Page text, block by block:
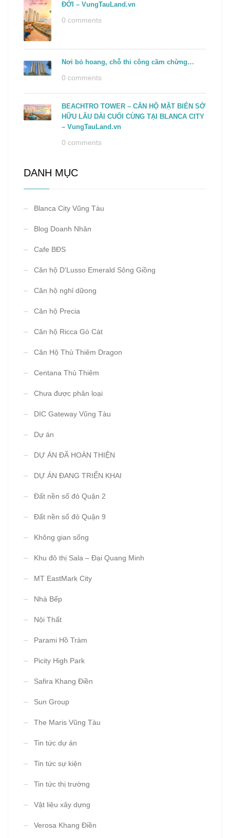
ĐỚI – VungTauLand.vn
0 comments
Nơi bỏ hoang, chỗ thi công cầm chừng…
0 comments
BEACHTRO TOWER – CĂN HỘ MẶT BIỂN SỞ
HỮU LÂU DÀI CUỐI CÙNG TẠI BLANCA CITY
– VungTauLand.vn
0 comments
DANH MỤC
Blanca City Vũng Tàu
Blog Doanh Nhân
Cafe BĐS
Căn hộ D'Lusso Emerald Sông Giồng
Căn hộ nghỉ dữong
Căn hộ Precia
Căn hộ Ricca Gò Cát
Căn Hộ Thủ Thiêm Dragon
Centana Thủ Thiêm
Chưa được phân loại
DIC Gateway Vũng Tàu
Dự án
DỰ ÁN ĐÃ HOÀN THIỆN
DỰ ÁN ĐANG TRIỂN KHAI
Đất nền sổ đỏ Quận 2
Đất nền sổ đỏ Quận 9
Không gian sống
Khu đô thị Sala – Đại Quang Minh
MT EastMark City
Nhà Bếp
Nội Thất
Parami Hồ Tràm
Picity High Park
Safira Khang Điền
Sun Group
The Maris Vũng Tàu
Tin tức dự án
Tin tức sự kiện
Tin tức thị trường
Vật liệu xây dựng
Verosa Khang Điền